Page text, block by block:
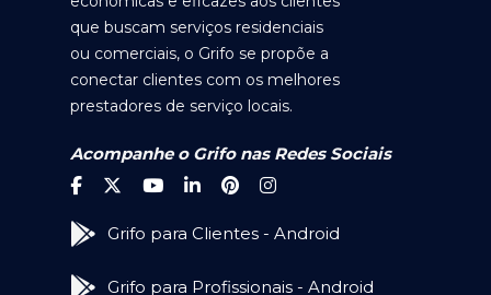
que buscam serviços residenciais
ou comerciais, o Grifo se propõe a
conectar clientes com os melhores
prestadores de serviço locais.
Acompanhe o Grifo nas Redes Sociais
Grifo para Clientes - Android
Grifo para Profissionais - Android